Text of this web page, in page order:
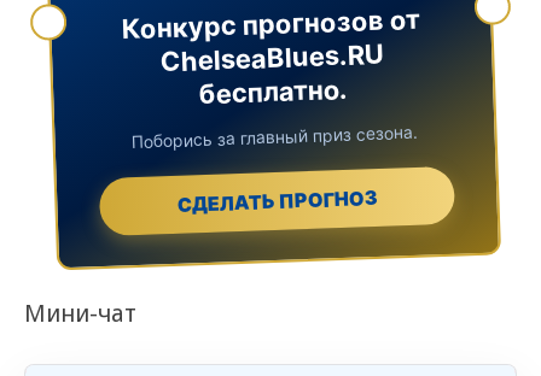
Конкурс прогнозов от
ChelseaBlues.RU
бесплатно.
Поборись за главный приз сезона.
СДЕЛАТЬ ПРОГНОЗ
Мини-чат